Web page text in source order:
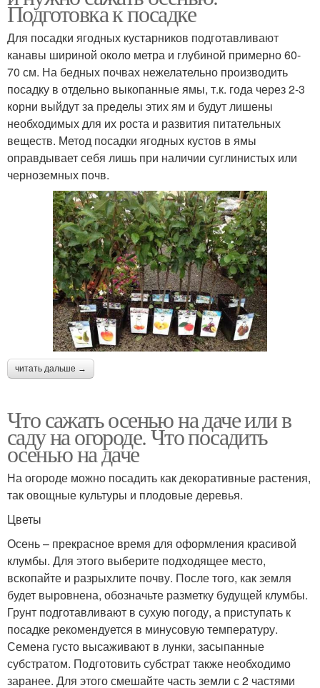
Подготовка к посадке
Для посадки ягодных кустарников подготавливают
канавы шириной около метра и глубиной примерно 60-
70 см. На бедных почвах нежелательно производить
посадку в отдельно выкопанные ямы, т.к. года через 2-3
корни выйдут за пределы этих ям и будут лишены
необходимых для их роста и развития питательных
веществ. Метод посадки ягодных кустов в ямы
оправдывает себя лишь при наличии суглинистых или
черноземных почв.
читать дальше →
Что сажать осенью на даче или в
саду на огороде. Что посадить
осенью на даче
На огороде можно посадить как декоративные растения,
так овощные культуры и плодовые деревья.
Цветы
Осень – прекрасное время для оформления красивой
клумбы. Для этого выберите подходящее место,
вскопайте и разрыхлите почву. После того, как земля
будет выровнена, обозначьте разметку будущей клумбы.
Грунт подготавливают в сухую погоду, а приступать к
посадке рекомендуется в минусовую температуру.
Семена густо высаживают в лунки, засыпанные
субстратом. Подготовить субстрат также необходимо
заранее. Для этого смешайте часть земли с 2 частями